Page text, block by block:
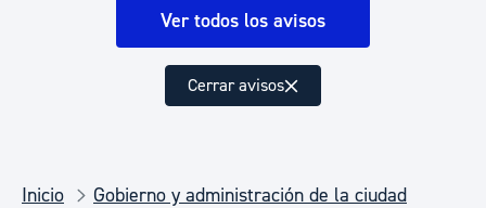
Ver todos los avisos
Cerrar avisos
Inicio
Gobierno y administración de la ciudad